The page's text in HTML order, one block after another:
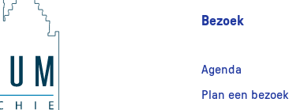
Bezoek
Agenda
Plan een bezoek